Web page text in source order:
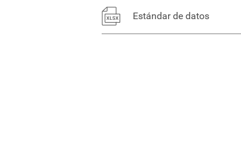
Estándar de datos